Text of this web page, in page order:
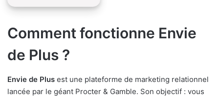
Comment fonctionne Envie
de Plus ?
Envie de Plus est une plateforme de marketing relationnel
lancée par le géant Procter & Gamble. Son objectif : vous